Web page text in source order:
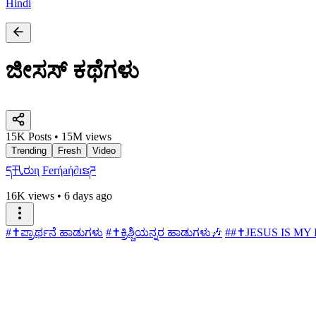
Hindi
ಜೀಸಸ್ ಕಥೆಗಳು
15K Posts • 15M views
Trending Fresh Video
ད卂ರುɳ Ferήaή∂ıຮཌ
16K views • 6 days ago
#✝ಪ್ರಾರ್ಥನೆ ಹಾಡುಗಳು #✝ಕ್ರಿಶ್ಚಿಯನ್ನರ ಹಾಡುಗಳು🎶 ##✝️JESUS IS MY